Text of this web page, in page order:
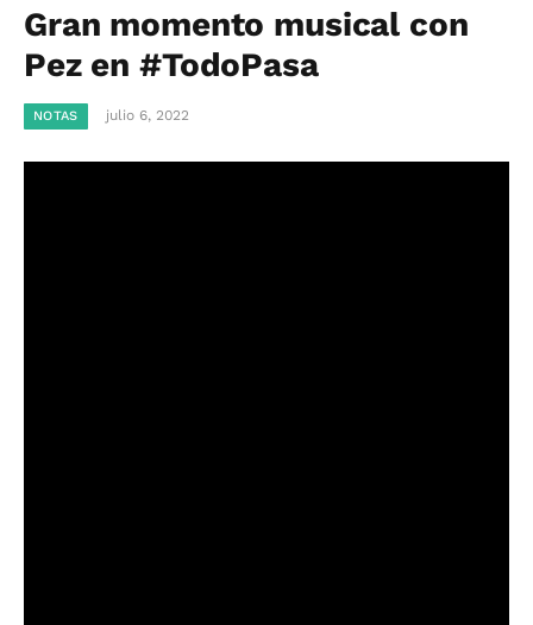
Gran momento musical con
Pez en #TodoPasa
NOTAS julio 6, 2022